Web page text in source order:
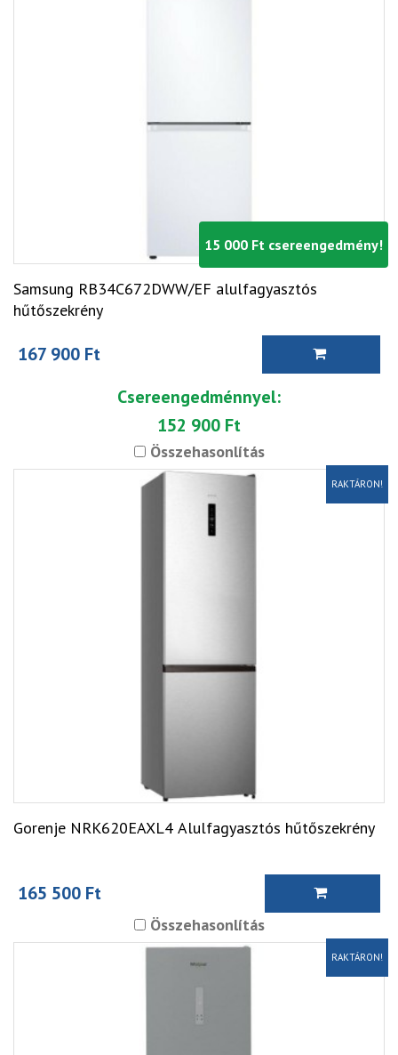
15 000 Ft csereengedmény!
Samsung RB34C672DWW/EF alulfagyasztós
hűtőszekrény
167 900 Ft
Csereengedménnyel:
152 900 Ft
Összehasonlítás
RAKTÁRON!
Gorenje NRK620EAXL4 Alulfagyasztós hűtőszekrény
165 500 Ft
Összehasonlítás
RAKTÁRON!